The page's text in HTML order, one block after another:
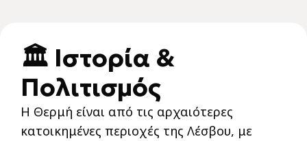
🏛️ Ιστορία &
Πολιτισμός
Η Θερμή είναι από τις αρχαιότερες
κατοικημένες περιοχές της Λέσβου, με